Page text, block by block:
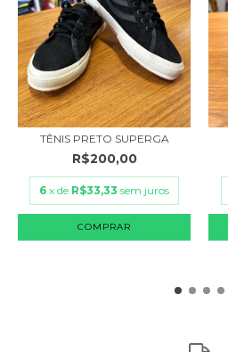
TÊNIS PRETO SUPERGA
R$200,00
6 x de R$33,33 sem juros
COMPRAR